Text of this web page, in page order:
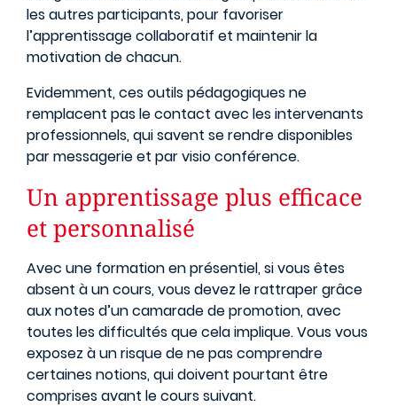
les autres participants, pour favoriser
l’apprentissage collaboratif et maintenir la
motivation de chacun.
Evidemment, ces outils pédagogiques ne
remplacent pas le contact avec les intervenants
professionnels, qui savent se rendre disponibles
par messagerie et par visio conférence.
Un apprentissage plus efficace
et personnalisé
Avec une formation en présentiel, si vous êtes
absent à un cours, vous devez le rattraper grâce
aux notes d’un camarade de promotion, avec
toutes les difficultés que cela implique. Vous vous
exposez à un risque de ne pas comprendre
certaines notions, qui doivent pourtant être
comprises avant le cours suivant.